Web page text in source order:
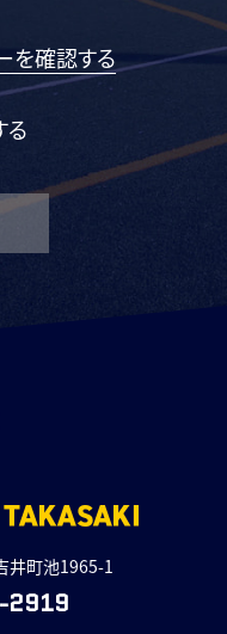
を確認する
る
井町池1965-1
2919